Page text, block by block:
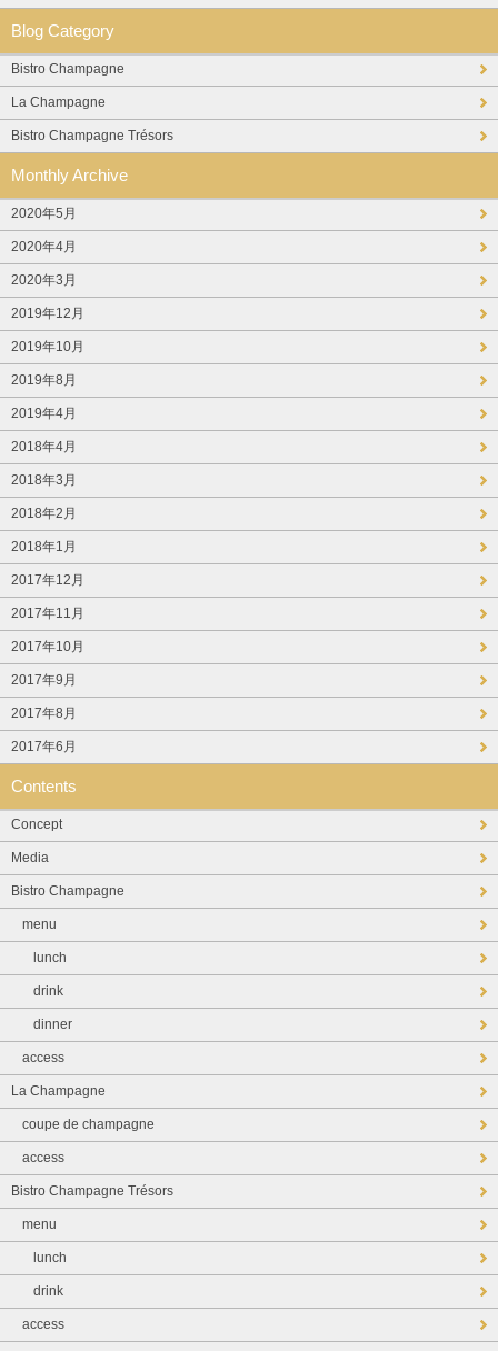
Blog Category
Bistro Champagne
La Champagne
Bistro Champagne Trésors
Monthly Archive
2020年5月
2020年4月
2020年3月
2019年12月
2019年10月
2019年8月
2019年4月
2018年4月
2018年3月
2018年2月
2018年1月
2017年12月
2017年11月
2017年10月
2017年9月
2017年8月
2017年6月
Contents
Concept
Media
Bistro Champagne
menu
lunch
drink
dinner
access
La Champagne
coupe de champagne
access
Bistro Champagne Trésors
menu
lunch
drink
access